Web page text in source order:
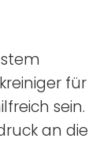
für
sein.
an die